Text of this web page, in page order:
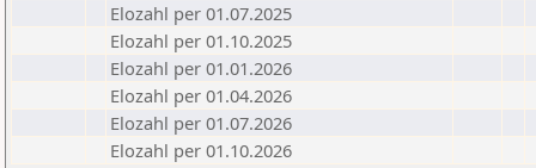
Elozahl per 01.07.2025
Elozahl per 01.10.2025
Elozahl per 01.01.2026
Elozahl per 01.04.2026
Elozahl per 01.07.2026
Elozahl per 01.10.2026